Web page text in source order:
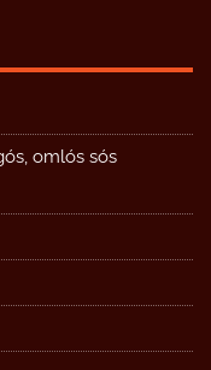
omlós sós